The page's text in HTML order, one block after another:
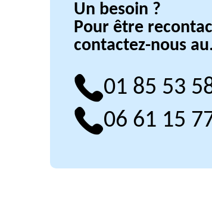
Un besoin ?
Pour être
contactez-nous
01 85 53
06 61 15